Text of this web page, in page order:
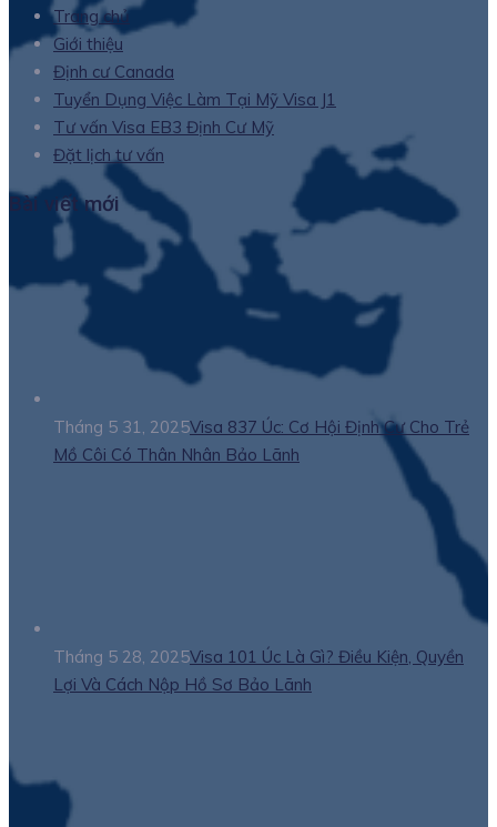
Trang chủ
Giới thiệu
Định cư Canada
Tuyển Dụng Việc Làm Tại Mỹ Visa J1
Tư vấn Visa EB3 Định Cư Mỹ
Đặt lịch tư vấn
Bài viết mới
Tháng 5 31, 2025Visa 837 Úc: Cơ Hội Định Cư Cho Trẻ
Mồ Côi Có Thân Nhân Bảo Lãnh
Tháng 5 28, 2025Visa 101 Úc Là Gì? Điều Kiện, Quyền
Lợi Và Cách Nộp Hồ Sơ Bảo Lãnh